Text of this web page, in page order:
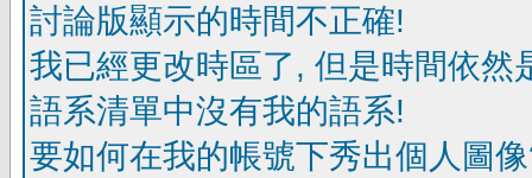
討論版顯示的時間不正確!
我已經更改時區了, 但是時間依然
語系清單中沒有我的語系!
要如何在我的帳號下秀出個人圖